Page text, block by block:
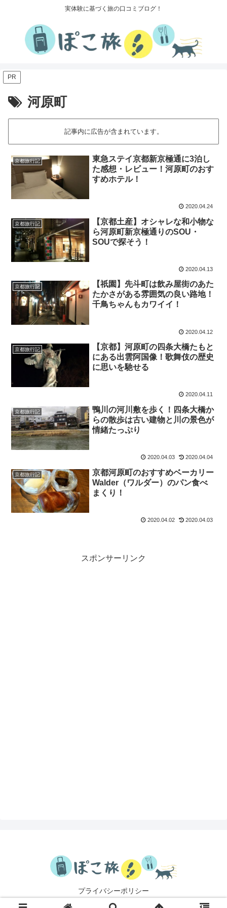
実体験に基づく旅の口コミブログ！
PR
河原町
記事内に広告が含まれています。
京都旅行記
東急ステイ京都新京極通に3泊し
た感想・レビュー！河原町のおす
すめホテル！
2020.04.24
京都旅行記
【京都土産】オシャレな和小物な
ら河原町新京極通りのSOU・
SOUで探そう！
2020.04.13
京都旅行記
【祇園】先斗町は飲み屋街のあた
たかさがある雰囲気の良い路地！
千鳥ちゃんもカワイイ！
2020.04.12
京都旅行記
【京都】河原町の四条大橋たもと
にある出雲阿国像！歌舞伎の歴史
に思いを馳せる
2020.04.11
京都旅行記
鴨川の河川敷を歩く！四条大橋か
らの散歩は古い建物と川の景色が
情緒たっぷり
2020.04.03 2020.04.04
京都旅行記
京都河原町のおすすめベーカリー
Walder（ワルダー）のパン食べ
まくり！
2020.04.02 2020.04.03
スポンサーリンク
プライバシーポリシー